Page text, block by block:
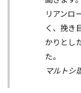
リアンロ
く、挽き
かりとし
た。
マルトシ